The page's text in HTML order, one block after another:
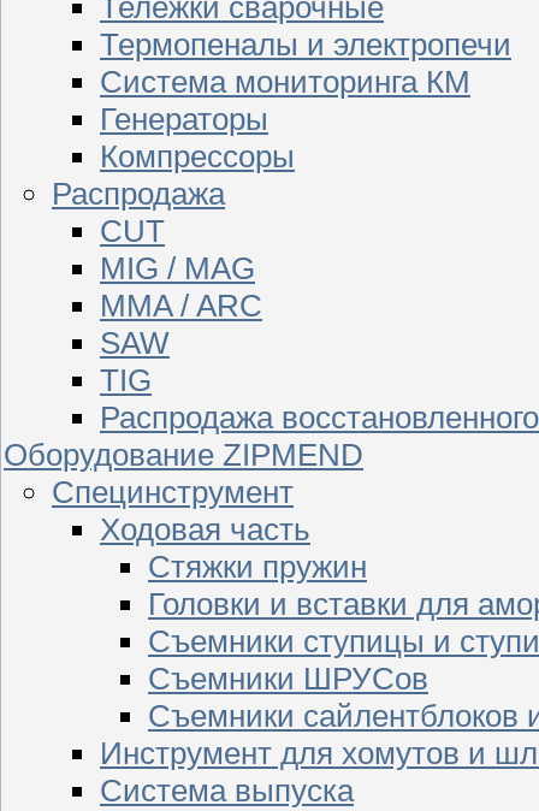
Термопеналы и электропечи
Система мониторинга КМ
Генераторы
Компрессоры
Распродажа
CUT
MIG / MAG
MMA / ARC
SAW
TIG
Распродажа
Оборудование ZIPMEND
Специнструмент
Ходовая часть
Стяжки пружин
Головки и вставки для
Съемники ступицы и
Съемники ШРУСов
Съемники сайлентблоков
Инструмент для хомутов и
Система выпуска